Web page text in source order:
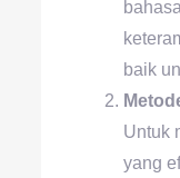
baik
Untuk
yang